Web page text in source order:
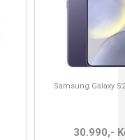
Samsung Galaxy
30.990,-